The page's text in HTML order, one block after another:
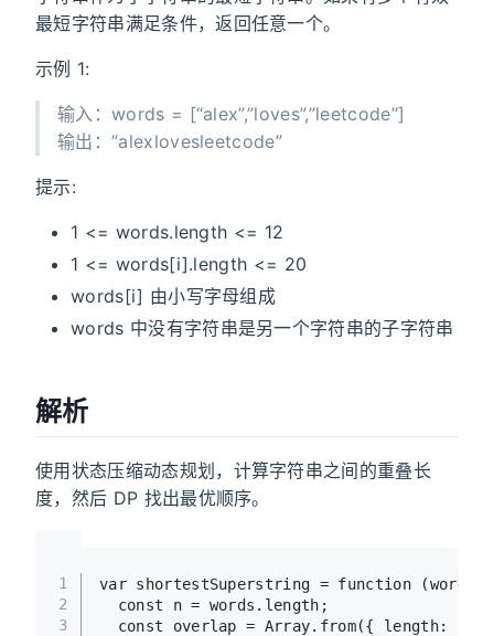
最短字符串满足条件，返回任意一个。
示例 1:
输入：words = [“alex”,”loves”,”leetcode”]
输出：”alexlovesleetcode”
提示:
1 <= words.length <= 12
1 <= words[i].length <= 20
words[i] 由小写字母组成
words 中没有字符串是另一个字符串的子字符串
解析
使用状态压缩动态规划，计算字符串之间的重叠长
度，然后 DP 找出最优顺序。
1
2
3
var shortestSuperstring = function (words
const n = words. length ;
const overlap = Array. from({ length: n